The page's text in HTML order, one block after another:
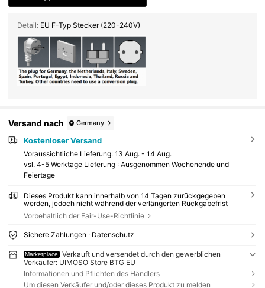
Detail: EU F-Typ Stecker (220-240V)
Versand nach Germany
Kostenloser Versand
Voraussichtliche Lieferung: 13 Aug. - 14 Aug.
vsl. 4-5 Werktage Lieferung : Ausgenommen Wochenende und
Feiertage
Dieses Produkt kann innerhalb von 14 Tagen zurückgegeben
werden, jedoch nicht während der verlängerten Rückgabefrist
Vorbehaltlich der Fair-Use-Richtlinie
Sichere Zahlungen · Datenschutz
Marketplace
Verkauft und versendet durch den gewerblichen
Verkäufer: UIMOSO Store BTG EU
Informationen und Pflichten des Händlers
Um diesen Verkäufer und/oder dieses Produkt zu melden